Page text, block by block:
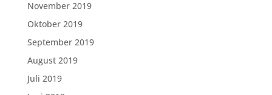
November 2019
Oktober 2019
September 2019
August 2019
Juli 2019